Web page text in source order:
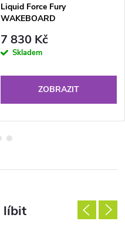
Liquid Force Fury
WAKEBOARD
7 830 Kč
Skladem
ZOBRAZIT